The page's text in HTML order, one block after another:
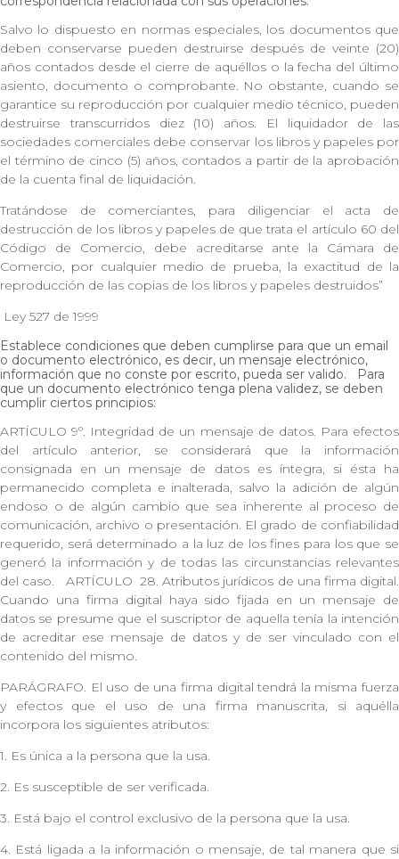
Salvo lo dispuesto en normas especiales, los documentos que
deben conservarse pueden destruirse después de veinte (20)
años contados desde el cierre de aquéllos o la fecha del último
asiento, documento o comprobante. No obstante, cuando se
garantice su reproducción por cualquier medio técnico, pueden
destruirse transcurridos diez (10) años. El liquidador de las
sociedades comerciales debe conservar los libros y papeles por
el término de cinco (5) años, contados a partir de la aprobación
de la cuenta final de liquidación.
Tratándose de comerciantes, para diligenciar el acta de
destrucción de los libros y papeles de que trata el artículo 60 del
Código de Comercio, debe acreditarse ante la Cámara de
Comercio, por cualquier medio de prueba, la exactitud de la
reproducción de las copias de los libros y papeles destruidos”
Ley 527 de 1999
Establece condiciones que deben cumplirse para que un email
o documento electrónico, es decir, un mensaje electrónico,
información que no conste por escrito, pueda ser valido. Para
que un documento electrónico tenga plena validez, se deben
cumplir ciertos principios:
ARTÍCULO 9º. Integridad de un mensaje de datos. Para efectos
del artículo anterior, se considerará que la información
consignada en un mensaje de datos es íntegra, si ésta ha
permanecido completa e inalterada, salvo la adición de algún
endoso o de algún cambio que sea inherente al proceso de
comunicación, archivo o presentación. El grado de confiabilidad
requerido, será determinado a la luz de los fines para los que se
generó la información y de todas las circunstancias relevantes
del caso. ARTÍCULO 28. Atributos jurídicos de una firma digital.
Cuando una firma digital haya sido fijada en un mensaje de
datos se presume que el suscriptor de aquella tenía la intención
de acreditar ese mensaje de datos y de ser vinculado con el
contenido del mismo.
PARÁGRAFO. El uso de una firma digital tendrá la misma fuerza
y efectos que el uso de una firma manuscrita, si aquélla
incorpora los siguientes atributos:
1. Es única a la persona que la usa.
2. Es susceptible de ser verificada.
3. Está bajo el control exclusivo de la persona que la usa.
4. Está ligada a la información o mensaje, de tal manera que si